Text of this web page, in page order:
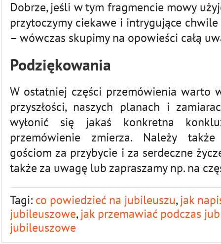
Dobrze, jeśli w tym fragmencie mowy
przytoczymy ciekawe i intrygujące
– wówczas skupimy na opowieści całą
Podziękowania
W ostatniej części przemówienia warto
przyszłości, naszych planach i
wyłonić się jakaś konkretna
przemówienie zmierza. Należy
gościom za przybycie i za serdeczne
także za uwagę lub zapraszamy np. na
Tagi: co powiedzieć na jubileuszu,jak
jubileuszowe,jak przemawiać podczas
jubileuszowe